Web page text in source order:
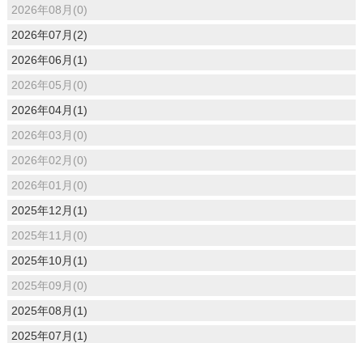
2026年08月(0)
2026年07月(2)
2026年06月(1)
2026年05月(0)
2026年04月(1)
2026年03月(0)
2026年02月(0)
2026年01月(0)
2025年12月(1)
2025年11月(0)
2025年10月(1)
2025年09月(0)
2025年08月(1)
2025年07月(1)